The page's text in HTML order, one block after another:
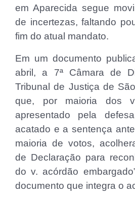
em Aparecida segue
de incertezas, faltando
fim do atual mandato.
Em um documento
abril, a 7ª Câmara de
Tribunal de Justiça de
que, por maioria dos
apresentado pela
acatado e a sentença
maioria de votos,
de Declaração para
do v. acórdão
documento que integra o